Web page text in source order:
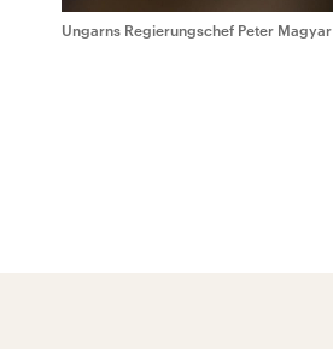
Ungarns Regierungschef Peter Magyar